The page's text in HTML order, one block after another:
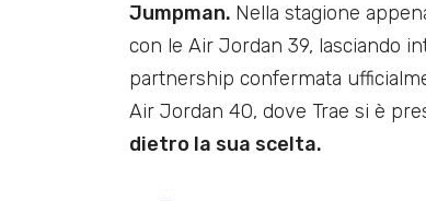
Jumpman. Nella stagione
con le Air Jordan 39, lasciando
partnership confermata
Air Jordan 40, dove Trae si è
dietro la sua scelta.